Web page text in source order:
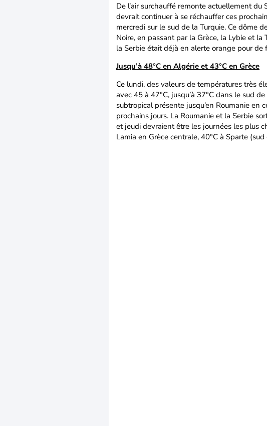
De l’air surchauffé remonte actuellement du
devrait continuer à se réchauffer ces
mercredi sur le sud de la Turquie. Ce dôme
Noire, en passant par la Grèce, la Lybie et
la Serbie était déjà en alerte orange pour
Jusqu’à 48°C en Algérie et 43°C en Grèce
Ce lundi, des valeurs de températures très
avec 45 à 47°C, jusqu’à 37°C dans le sud
subtropical présente jusqu’en Roumanie en
prochains jours. La Roumanie et la Serbie
et jeudi devraient être les journées les plus
Lamia en Grèce centrale, 40°C à Sparte